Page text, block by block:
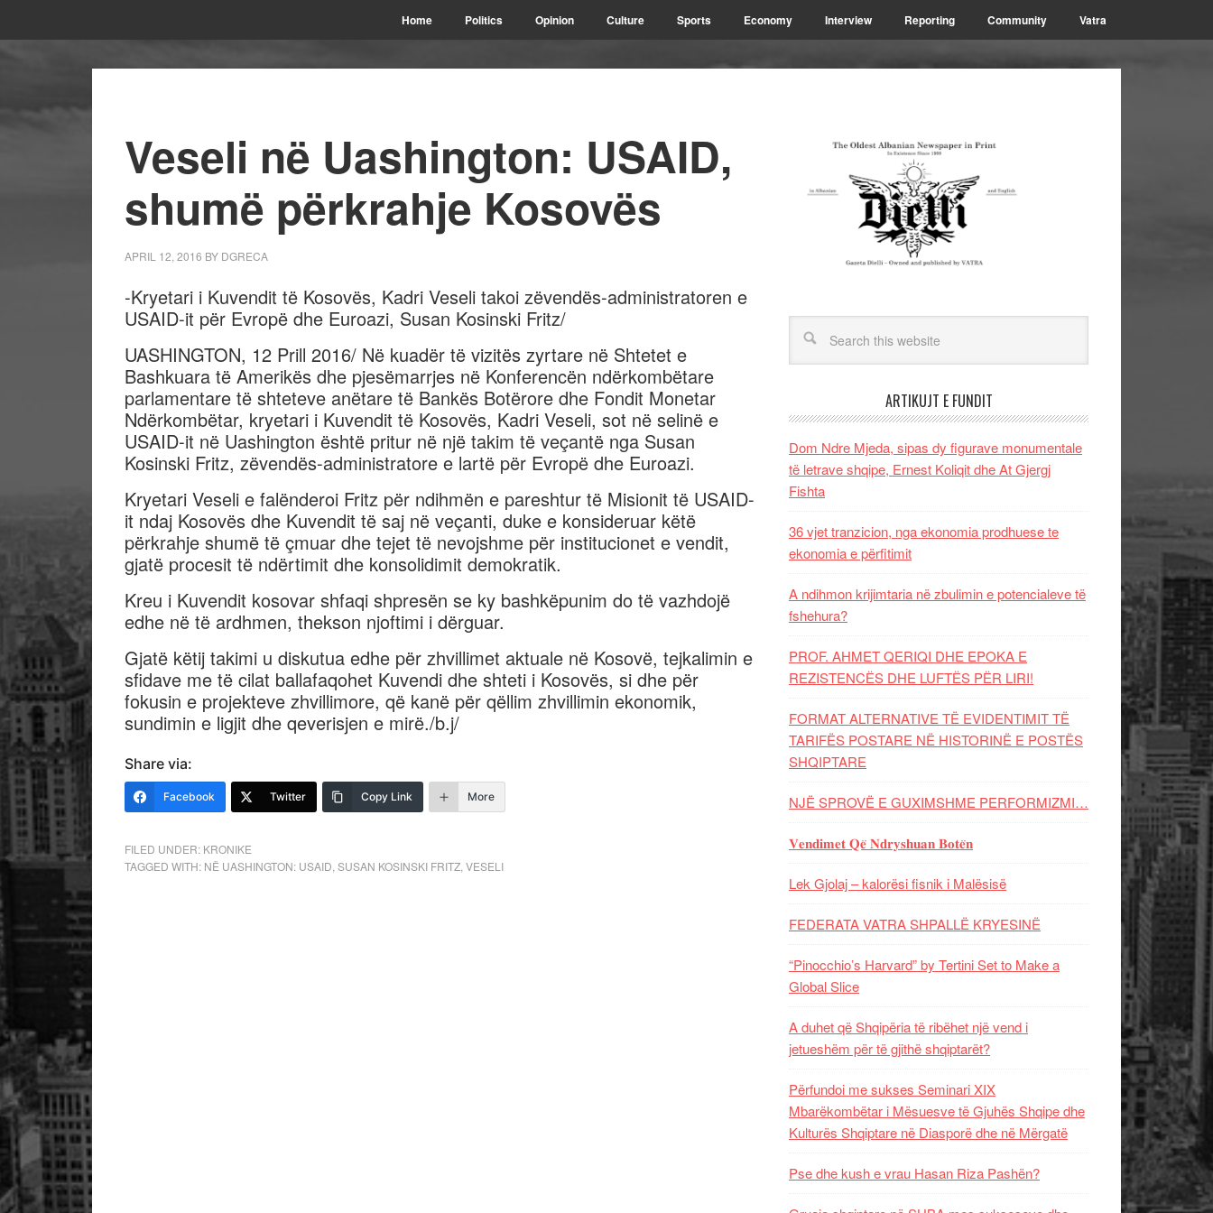
Home Politics Opinion Culture Sports Economy Interview Reporting Community Vatra
Veseli në Uashington: USAID,
shumë përkrahje Kosovës
APRIL 12, 2016 BY DGRECA
-Kryetari i Kuvendit të Kosovës, Kadri Veseli takoi zëvendës-administratoren e
USAID-it për Evropë dhe Euroazi, Susan Kosinski Fritz/
UASHINGTON, 12 Prill 2016/ Në kuadër të vizitës zyrtare në Shtetet e
Bashkuara të Amerikës dhe pjesëmarrjes në Konferencën ndërkombëtare
parlamentare të shteteve anëtare të Bankës Botërore dhe Fondit Monetar
Ndërkombëtar, kryetari i Kuvendit të Kosovës, Kadri Veseli, sot në selinë e
USAID-it në Uashington është pritur në një takim të veçantë nga Susan
Kosinski Fritz, zëvendës-administratore e lartë për Evropë dhe Euroazi.
Kryetari Veseli e falënderoi Fritz për ndihmën e pareshtur të Misionit të USAID-
it ndaj Kosovës dhe Kuvendit të saj në veçanti, duke e konsideruar këtë
përkrahje shumë të çmuar dhe tejet të nevojshme për institucionet e vendit,
gjatë procesit të ndërtimit dhe konsolidimit demokratik.
Kreu i Kuvendit kosovar shfaqi shpresën se ky bashkëpunim do të vazhdojë
edhe në të ardhmen, thekson njoftimi i dërguar.
Gjatë këtij takimi u diskutua edhe për zhvillimet aktuale në Kosovë, tejkalimin e
sfidave me të cilat ballafaqohet Kuvendi dhe shteti i Kosovës, si dhe për
fokusin e projekteve zhvillimore, që kanë për qëllim zhvillimin ekonomik,
sundimin e ligjit dhe qeverisjen e mirë./b.j/
Share via:
Facebook Twitter Copy Link More
FILED UNDER: KRONIKE
TAGGED WITH: NË UASHINGTON: USAID SUSAN KOSINSKI FRITZ VESELI
ARTIKUJT E FUNDIT
Dom Ndre Mjeda, sipas dy figurave monumentale
të letrave shqipe, Ernest Koliqit dhe At Gjergj
Fishta
36 vjet tranzicion, nga ekonomia prodhuese te
ekonomia e përfitimit
A ndihmon krijimtaria në zbulimin e potencialeve të
fshehura?
PROF. AHMET QERIQI DHE EPOKA E
REZISTENCЁS DHE LUFTЁS PЁR LIRI!
FORMAT ALTERNATIVE TË EVIDENTIMIT TË
TARIFËS POSTARE NË HISTORINË E POSTËS
SHQIPTARE
NJË SPROVË E GUXIMSHME PERFORMIZMI…
𝐕𝐞𝐧𝐝𝐢𝐦𝐞𝐭 𝐐𝐞̈ 𝐍𝐝𝐫𝐲𝐬𝐡𝐮𝐚𝐧 𝐁𝐨𝐭𝐞̈𝐧
Lek Gjolaj – kalorësi fisnik i Malësisë
FEDERATA VATRA SHPALLË KRYESINË
“Pinocchio’s Harvard” by Tertini Set to Make a
Global Slice
A duhet që Shqipëria të ribëhet një vend i
jetueshëm për të gjithë shqiptarët?
Përfundoi me sukses Seminari XIX
Mbarëkombëtar i Mësuesve të Gjuhës Shqipe dhe
Kulturës Shqiptare në Diasporë dhe në Mërgatë
Pse dhe kush e vrau Hasan Riza Pashën?